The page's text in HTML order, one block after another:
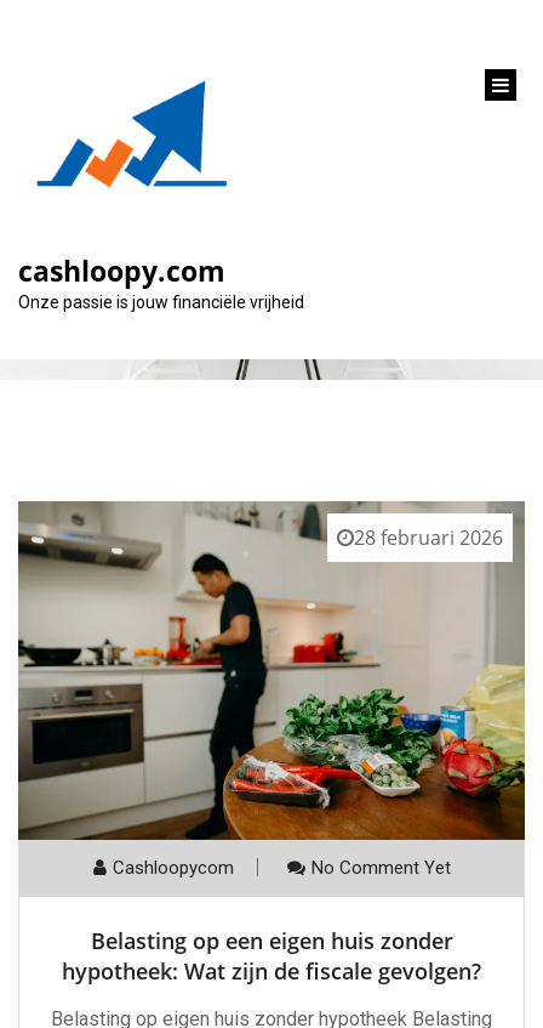
cashloopy.com
Onze passie is jouw financiële vrijheid
Categorie:
28 februari 2026
Cashloopycom No Comment Yet
Belasting op een eigen huis zonder
hypotheek: Wat zijn de fiscale gevolgen?
Belasting op eigen huis zonder hypotheek Belasting